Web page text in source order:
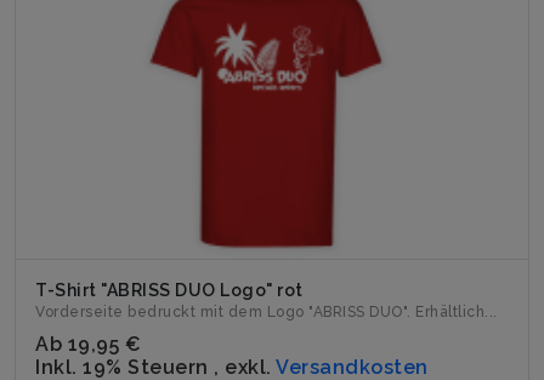
T-Shirt "ABRISS DUO Logo" rot
Vorderseite bedruckt mit dem Logo "ABRISS DUO". Erhältlich...
Ab 19,95 €
Inkl. 19% Steuern , exkl. Versandkosten